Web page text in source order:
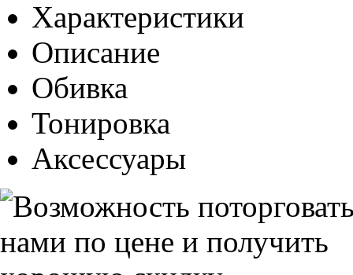
Характеристики
Описание
Обивка
Тонировка
Аксессуары